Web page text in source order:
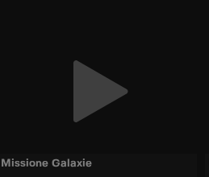
Missione Galaxie